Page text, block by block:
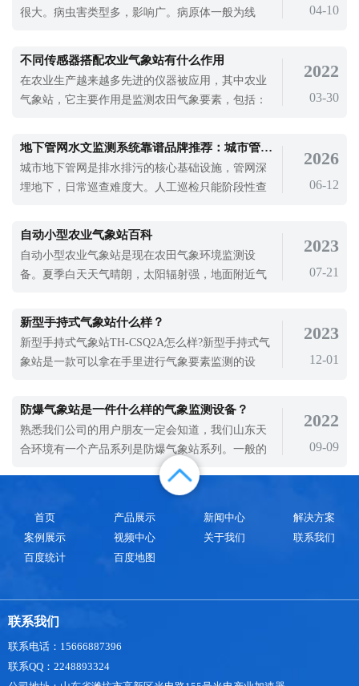
很大。病虫害类型多，影响广。病原体一般为线
养不良，生长衰弱，矮缩，甚至死亡。随着农业科
技的发展，使用远程虫情智能测报灯进行虫情监
测，为现在农业发展保驾护航!远程虫情智能测
04-10
不同传感器搭配农业气象站有什么作用
在农业生产越来越多先进的仪器被应用，其中农业
气象站，它主要作用是监测农田气象要素，包括：
2022
03-30
地下管网水文监测系统靠谱品牌推荐：城市管网液位流量实时监测方案
城市地下管网是排水排污的核心基础设施，管网深
埋地下，日常巡查难度大。人工巡检只能阶段性查
道路积水隐患。传统监测设备功能单一，只能监测
单一数据，无法形成整套管网监测体系，数
2026
06-12
自动小型农业气象站百科
自动小型农业气象站是现在农田气象环境监测设
备。夏季白天天气晴朗，太阳辐射强，地面附近气
和夏季种植，南方稻区正处于早稻收获和晚稻插入
的“双抢”季节。强对流造成的危害更大，
2023
07-21
新型手持式气象站什么样？
新型手持式气象站TH-CSQ2A怎么样?新型手持式气
象站是一款可以拿在手里进行气象要素监测的设
需要调试校准，取出就能用，使用完成就可以放进
自带的手提箱内进行保存。
2023
12-01
防爆气象站是一件什么样的气象监测设备？
熟悉我们公司的用户朋友一定会知道，我们山东天
合环境有一个产品系列是防爆气象站系列。一般的
用户朋友可能不太了解这个产品系列，因为这个产
品使用范围没有那么广泛，它主要是用在工业生产
用在哪些场景中呢？我们先来看一下该设备的特
点。其中最大的特点就是其自身的防爆性能
2022
09-09
首页 产品展示 新闻中心
解决方案
案例展示
视频中心 关于我们
联系我们
百度统计
百度地图
联系我们
联系电话：15666887396
联系QQ：2248893324